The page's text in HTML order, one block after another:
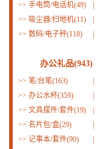
>> 手电筒/电话机(49)
>> 吸尘器/扫地机(11)
>> 数码/电子秤(118)
办公礼品(943)
>> 笔/台笔(163)
>> 办公水杯(359)
>> 文具摆件/套件(19)
>> 名片包/盒(29)
>> 记事本/套件(90)